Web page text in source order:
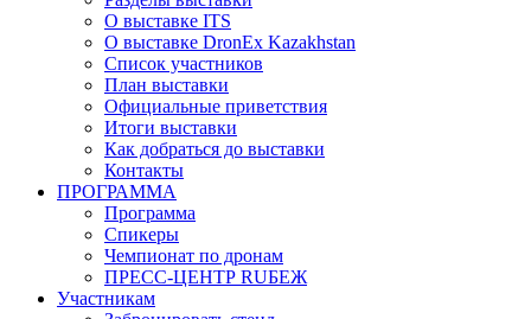
О выставке ITS
О выставке DronEx Kazakhstan
Список участников
План выставки
Официальные приветствия
Итоги выставки
Как добраться до выставки
Контакты
ПРОГРАММА
Программа
Спикеры
Чемпионат по дронам
ПРЕСС-ЦЕНТР RUБЕЖ
Участникам